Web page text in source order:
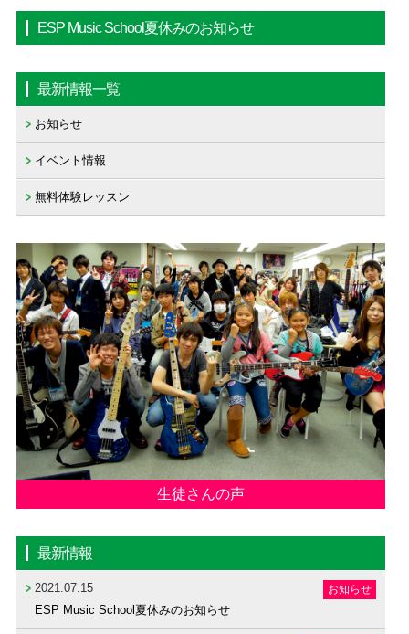
ESP Music School夏休みのお知らせ
最新情報一覧
お知らせ
イベント情報
無料体験レッスン
生徒さんの声
最新情報
2021.07.15 お知らせ
ESP Music School夏休みのお知らせ